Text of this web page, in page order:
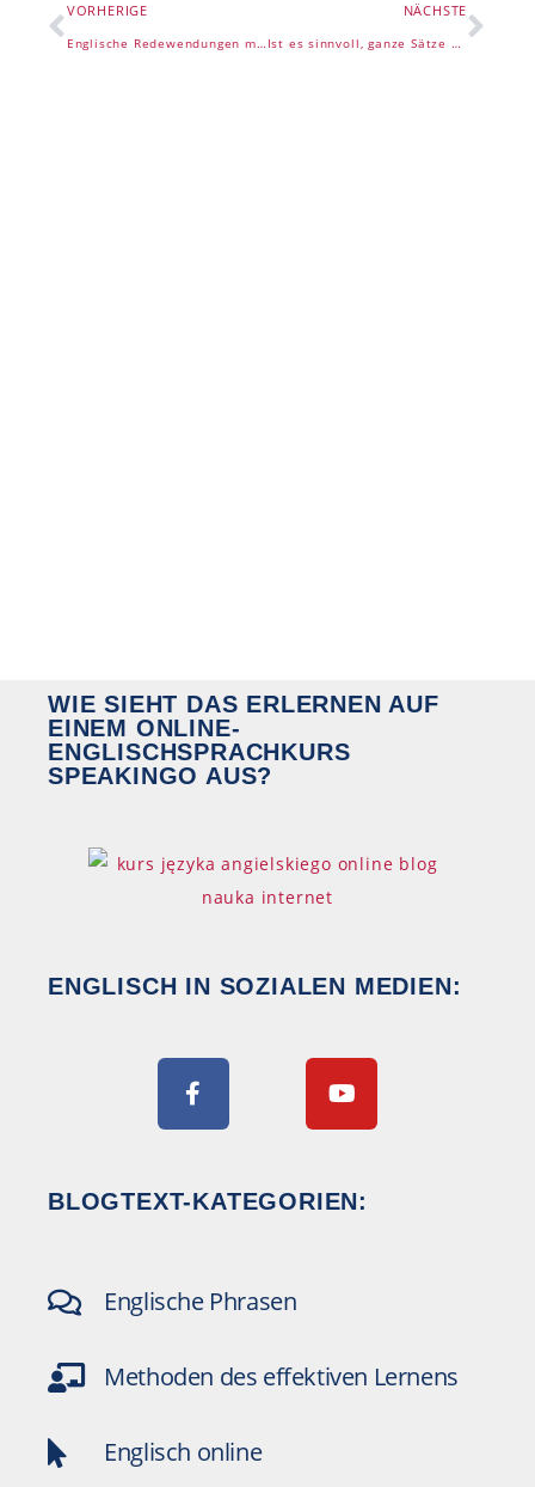
VORHERIGE
Englische Redewendungen mit Hunden
NÄCHSTE
Ist es sinnvoll, ganze Sätze auf Englisch zu lernen?
WIE SIEHT DAS ERLERNEN AUF
EINEM ONLINE-
ENGLISCHSPRACHKURS
SPEAKINGO AUS?
ENGLISCH IN SOZIALEN MEDIEN:
BLOGTEXT-KATEGORIEN:
Englische Phrasen
Methoden des effektiven Lernens
Englisch online